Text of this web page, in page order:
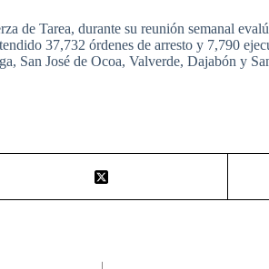
de Tarea, durante su reunión semanal
37,732 órdenes de arresto y 7,790
San José de Ocoa, Valverde, Dajabón y